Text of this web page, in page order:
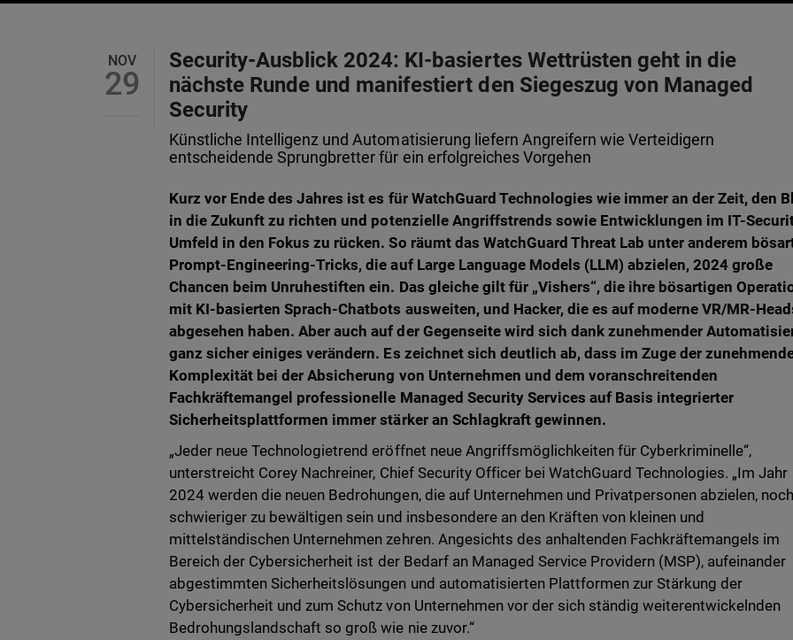
NOV
29
Security-Ausblick 2024: KI-basiertes Wettrüsten geht in die
nächste Runde und manifestiert den Siegeszug von Managed
Security
Künstliche Intelligenz und Automatisierung liefern Angreifern wie Verteidigern
entscheidende Sprungbretter für ein erfolgreiches Vorgehen
Kurz vor Ende des Jahres ist es für WatchGuard Technologies wie immer an der Zeit, den
in die Zukunft zu richten und potenzielle Angriffstrends sowie Entwicklungen im IT-
Umfeld in den Fokus zu rücken. So räumt das WatchGuard Threat Lab unter anderem
Prompt-Engineering-Tricks, die auf Large Language Models (LLM) abzielen, 2024 große
Chancen beim Unruhestiften ein. Das gleiche gilt für „Vishers“, die ihre bösartigen
mit KI-basierten Sprach-Chatbots ausweiten, und Hacker, die es auf moderne VR/MR-
abgesehen haben. Aber auch auf der Gegenseite wird sich dank zunehmender
ganz sicher einiges verändern. Es zeichnet sich deutlich ab, dass im Zuge der
Komplexität bei der Absicherung von Unternehmen und dem voranschreitenden
Fachkräftemangel professionelle Managed Security Services auf Basis integrierter
Sicherheitsplattformen immer stärker an Schlagkraft gewinnen.
„Jeder neue Technologietrend eröffnet neue Angriffsmöglichkeiten für Cyberkriminelle“,
unterstreicht Corey Nachreiner, Chief Security Officer bei WatchGuard Technologies. „Im Jahr
2024 werden die neuen Bedrohungen, die auf Unternehmen und Privatpersonen abzielen, noch
schwieriger zu bewältigen sein und insbesondere an den Kräften von kleinen und
mittelständischen Unternehmen zehren. Angesichts des anhaltenden Fachkräftemangels im
Bereich der Cybersicherheit ist der Bedarf an Managed Service Providern (MSP), aufeinander
abgestimmten Sicherheitslösungen und automatisierten Plattformen zur Stärkung der
Cybersicherheit und zum Schutz von Unternehmen vor der sich ständig weiterentwickelnden
Bedrohungslandschaft so groß wie nie zuvor.“